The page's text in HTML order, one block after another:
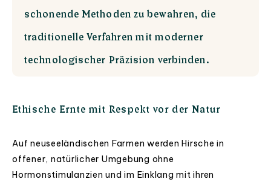
schonende Methoden zu bewahren, die
traditionelle Verfahren mit moderner
technologischer Präzision verbinden.
Ethische Ernte mit Respekt vor der Natur
Auf neuseeländischen Farmen werden Hirsche in
offener, natürlicher Umgebung ohne
Hormonstimulanzien und im Einklang mit ihren